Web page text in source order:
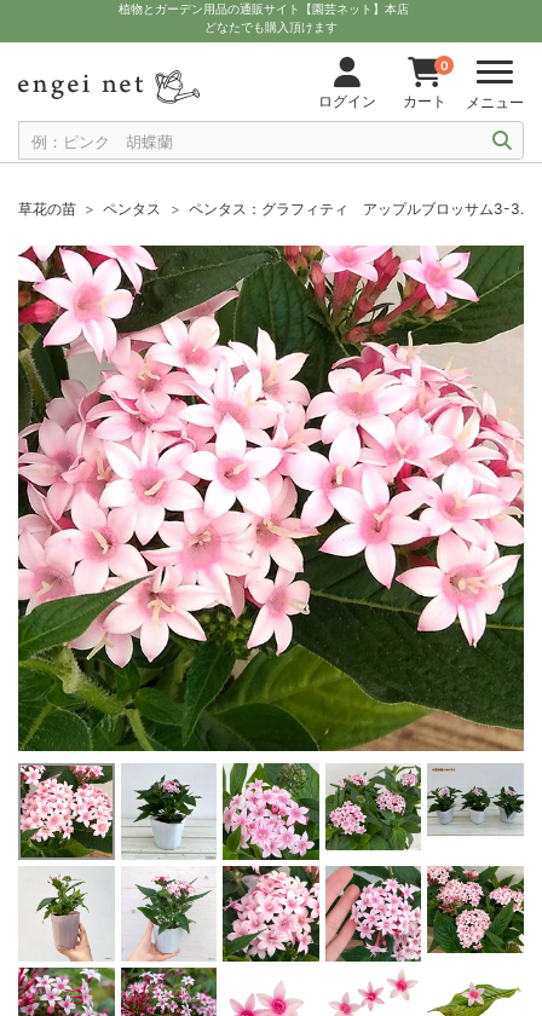
植物とガーデン用品の通販サイト【園芸ネット】本店
どなたでも購入頂けます
ログイン
0
カート メニュー
草花の苗 ペンタス ペンタス：グラフィティ アップルブロッサム3-3.5